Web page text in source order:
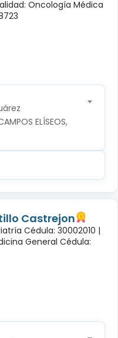
Oncología Médica
ELÍSEOS,
Castrejon
Cédula: 30002010 |
General Cédula: